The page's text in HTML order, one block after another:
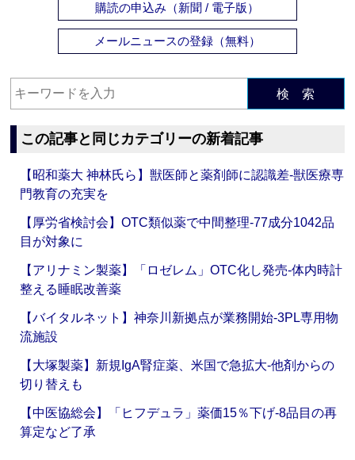
購読の申込み（新聞 / 電子版）
メールニュースの登録（無料）
検 索
この記事と同じカテゴリーの新着記事
【昭和薬大 神林氏ら】獣医師と薬剤師に認識差‐獣医療専
門教育の充実を
【厚労省検討会】OTC類似薬で中間整理‐77成分1042品
目が対象に
【アリナミン製薬】「ロゼレム」OTC化し発売‐体内時計
整える睡眠改善薬
【バイタルネット】神奈川新拠点が業務開始‐3PL専用物
流施設
【大塚製薬】新規IgA腎症薬、米国で急拡大‐他剤からの
切り替えも
【中医協総会】「ヒフデュラ」薬価15％下げ‐8品目の再
算定など了承